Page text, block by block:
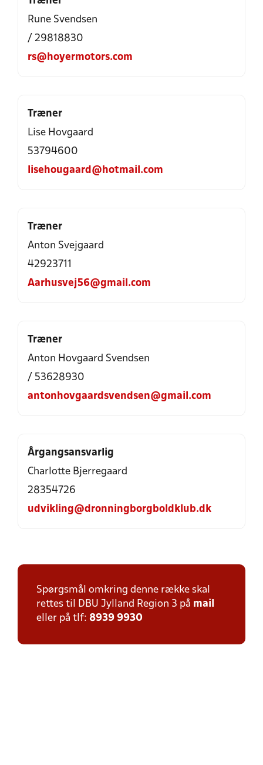
Rune Svendsen
/ 29818830
rs@hoyermotors.com
Træner
Lise Hovgaard
53794600
lisehougaard@hotmail.com
Træner
Anton Svejgaard
42923711
Aarhusvej56@gmail.com
Træner
Anton Hovgaard Svendsen
/ 53628930
antonhovgaardsvendsen@gmail.com
Årgangsansvarlig
Charlotte Bjerregaard
28354726
udvikling@dronningborgboldklub.dk
Spørgsmål omkring denne række skal
rettes til DBU Jylland Region 3 på mail
eller på tlf: 8939 9930